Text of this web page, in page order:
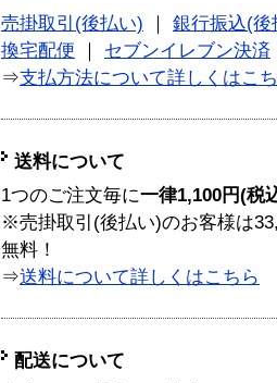
売掛取引(後払い)
銀行振込(後
換宅配便
セブンイレブン決済
⇒支払方法について詳しくはこ
送料について
1つのご注文毎に一律1,100円(税
※売掛取引(後払い)のお客様は
無料！
⇒送料について詳しくはこちら
配送について